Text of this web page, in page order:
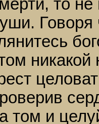
то не
Говоря
том и